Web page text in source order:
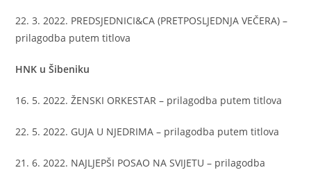
22. 3. 2022. PREDSJEDNICI&CA (PRETPOSLJEDNJA VEČERA) –
prilagodba putem titlova
HNK u Šibeniku
16. 5. 2022. ŽENSKI ORKESTAR – prilagodba putem titlova
22. 5. 2022. GUJA U NJEDRIMA – prilagodba putem titlova
21. 6. 2022. NAJLJEPŠI POSAO NA SVIJETU – prilagodba